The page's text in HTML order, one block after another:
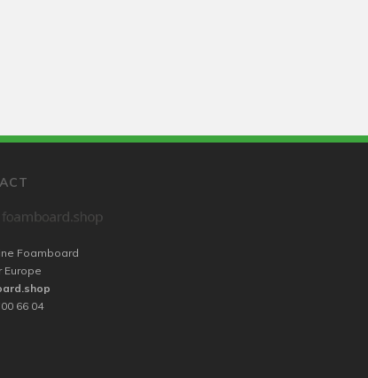
Foamboard
Europe
66 04